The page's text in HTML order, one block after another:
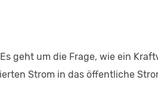
geht um die Frage, wie ein
Strom in das öffentliche